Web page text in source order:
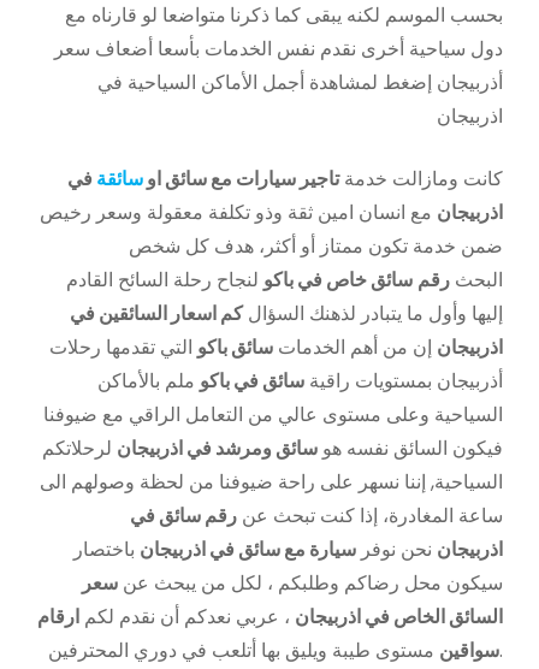
بحسب الموسم لكنه يبقى كما ذكرنا متواضعا لو قارناه مع
دول سياحية أخرى نقدم نفس الخدمات بأسعا أضعاف سعر
أذربيجان إضغط لمشاهدة أجمل الأماكن السياحية في
اذربيجان
كانت ومازالت خدمةتاجير سيارات مع سائق اوسائقة في
اذربيجان مع انسان امين ثقة وذو تكلفة معقولة وسعر رخيص
ضمن خدمة تكون ممتاز أو أكثر، هدف كل شخص
البحث رقم سائق خاص في باكو لنجاح رحلة السائح القادم
إليها وأول ما يتبادر لذهنك السؤالكم اسعار السائقين في
اذربيجان إن من أهم الخدمات سائق باكو التي تقدمها رحلات
أذربيجان بمستويات راقية سائق في باكو ملم بالأماكن
السياحية وعلى مستوى عالي من التعامل الراقي مع ضيوفنا
فيكون السائق نفسه هو سائق ومرشد في اذربيجان لرحلاتكم
السياحية, إننا نسهر على راحة ضيوفنا من لحظة وصولهم الى
ساعة المغادرة، إذا كنت تبحث عن رقم سائق في
اذربيجان نحن نوفر سيارة مع سائق في اذربيجان باختصار
سيكون محل رضاكم وطلبكم ، لكل من يبحث عن سعر
السائق الخاص في اذربيجان ، عربي نعدكم أن نقدم لكم ارقام
سواقينمستوى طيبة ويليق بها أتلعب في دوري المحترفين.